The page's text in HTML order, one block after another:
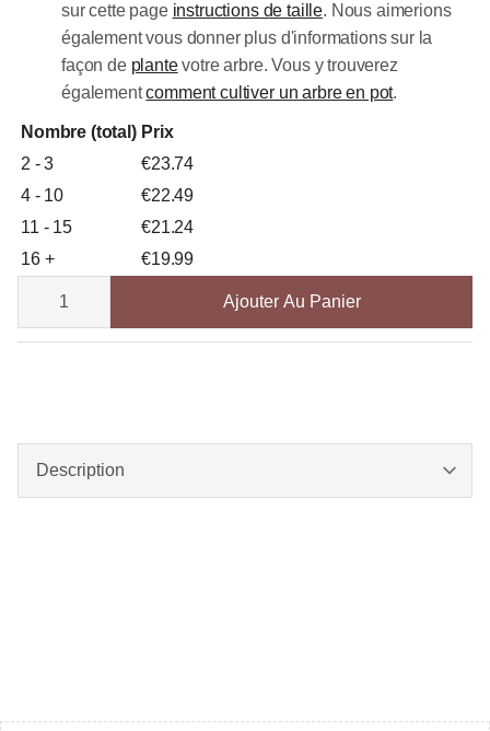
sur cette page instructions de taille. Nous aimerions
également vous donner plus d'informations sur la
façon de plantevotre arbre. Vous y trouverez
égalementcomment cultiver un arbre en pot.
Nombre (total) Prix
2 - 3
€23.74
4 - 10
€22.49
11 - 15
€21.24
16 +
€19.99
Apple
Tree
Ajouter Au Panier